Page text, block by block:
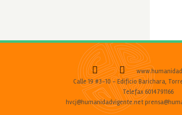
Calle 19 #3-10 - Edificio Barichara,
Telefax 6014791166
hvcj@humanidadvigente.net